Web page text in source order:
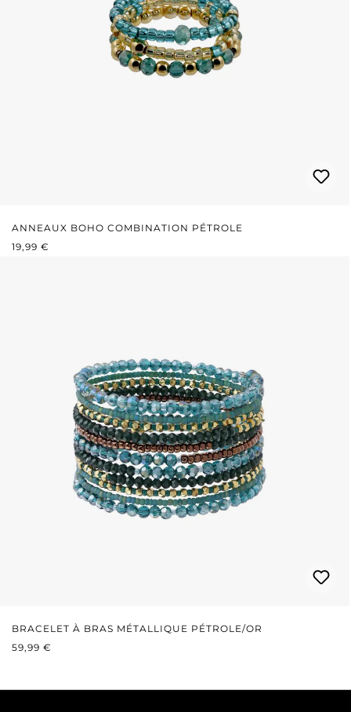
ANNEAUX BOHO COMBINATION PÉTROLE
PRIX RÉGULIER :
19,99 €
BRACELET À BRAS MÉTALLIQUE PÉTROLE/OR
PRIX RÉGULIER :
59,99 €